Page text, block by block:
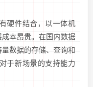
硬件结合，以一体机
本昂贵。在国内数据
数据的存储、查询和
于新场景的支持能力